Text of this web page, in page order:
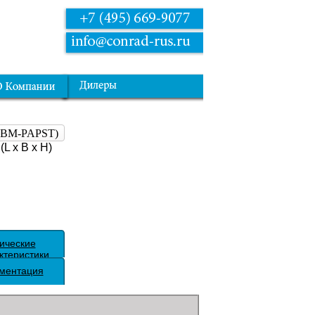
PAPST)
x B x H)